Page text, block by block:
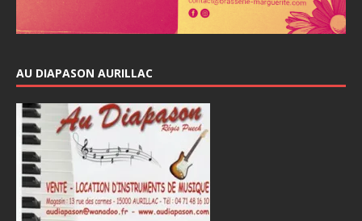
AU DIAPASON AURILLAC